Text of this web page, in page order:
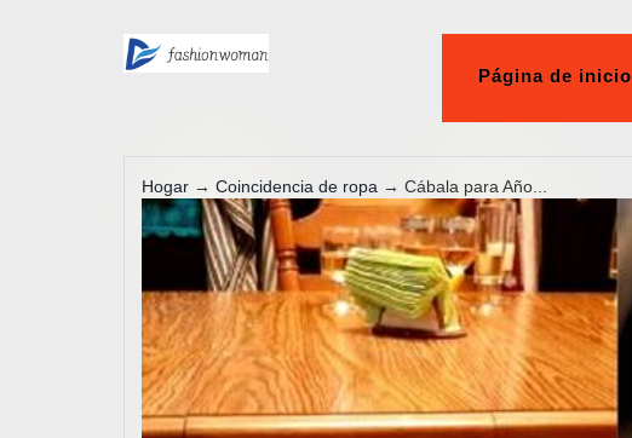
Página de inicio
Hogar → Coincidencia de ropa → Cábala para Año...